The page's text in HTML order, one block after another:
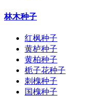
林木种子
红枫种子
黄栌种子
黄柏种子
栀子花种子
刺槐种子
国槐种子